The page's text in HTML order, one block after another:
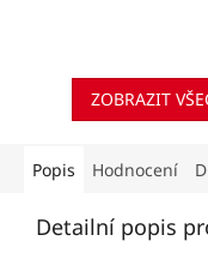
ZOBRAZIT
Popis Hodnocení
Detailní popis